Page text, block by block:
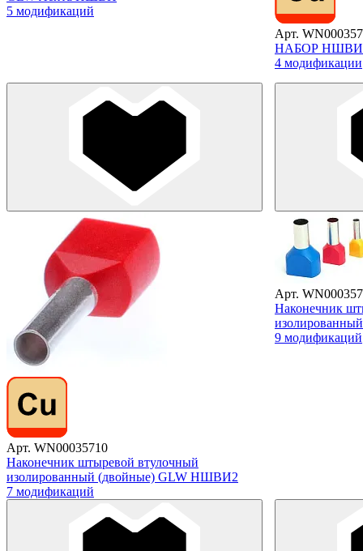
5 модификаций
Арт.
НАБОР
4 модификации
Арт. WN00035710
Наконечник штыревой втулочный
изолированный (двойные) GLW НШВИ2
7 модификаций
Арт.
Наконечник
9 модификаций